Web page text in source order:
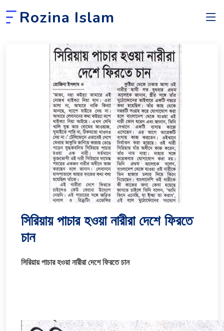
Rozina Islam
সিরিয়ায় পাচার হওয়া নারীরা দেশে ফিরতে
চান
সিরিয়ায় পাচার হওয়া নারীরা দেশে ফিরতে চান